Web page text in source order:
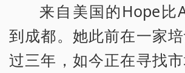
来自美国的Hope比
到成都。她此前在一家
过三年，如今正在寻找